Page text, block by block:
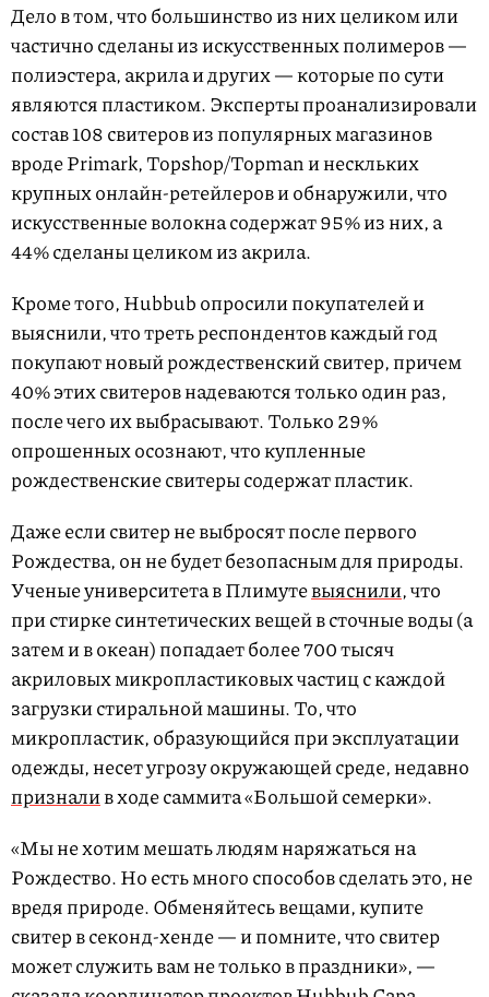
Дело в том, что большинство из них целиком или
частично сделаны из искусственных полимеров —
полиэстера, акрила и других — которые по сути
являются пластиком. Эксперты проанализировали
состав 108 свитеров из популярных магазинов
вроде Primark, Topshop/Topman и нескльких
крупных онлайн-ретейлеров и обнаружили, что
искусственные волокна содержат 95% из них, а
44% сделаны целиком из акрила.
Кроме того, Hubbub опросили покупателей и
выяснили, что треть респондентов каждый год
покупают новый рождественский свитер, причем
40% этих свитеров надеваются только один раз,
после чего их выбрасывают. Только 29%
опрошенных осознают, что купленные
рождественские свитеры содержат пластик.
Даже если свитер не выбросят после первого
Рождества, он не будет безопасным для природы.
Ученые университета в Плимутевыяснили, что
при стирке синтетических вещей в сточные воды (а
затем и в океан) попадает более 700 тысяч
акриловых микропластиковых частиц с каждой
загрузки стиральной машины. То, что
микропластик, образующийся при эксплуатации
одежды, несет угрозу окружающей среде, недавно
призналив ходе саммита «Большой семерки».
«Мы не хотим мешать людям наряжаться на
Рождество. Но есть много способов сделать это, не
вредя природе. Обменяйтесь вещами, купите
свитер в секонд-хенде — и помните, что свитер
может служить вам не только в праздники», —